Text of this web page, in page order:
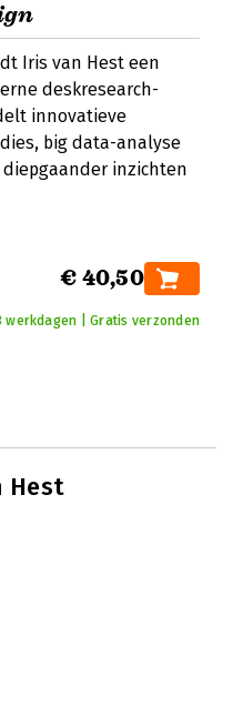
Iris van Hest een
deskresearch-
innovatieve
big data-analyse
inzichten
€ 40,50
werkdagen | Gratis verzonden
Hest